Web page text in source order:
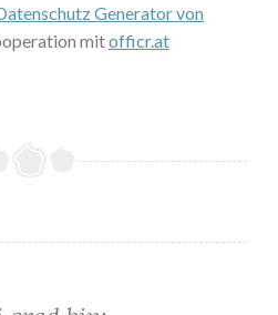
Generator von
mitofficr.at